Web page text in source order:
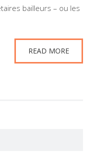
bailleurs – ou les
READ MORE